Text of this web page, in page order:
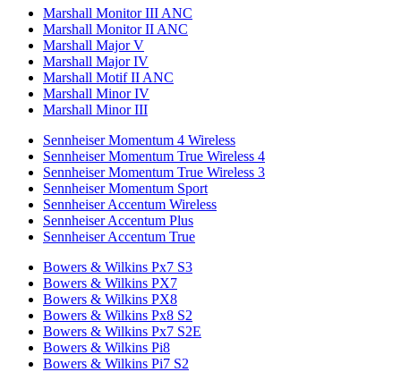
Marshall Monitor III ANC
Marshall Monitor II ANC
Marshall Major V
Marshall Major IV
Marshall Motif II ANC
Marshall Minor IV
Marshall Minor III
Sennheiser Momentum 4 Wireless
Sennheiser Momentum True Wireless 4
Sennheiser Momentum True Wireless 3
Sennheiser Momentum Sport
Sennheiser Accentum Wireless
Sennheiser Accentum Plus
Sennheiser Accentum True
Bowers & Wilkins Px7 S3
Bowers & Wilkins PX7
Bowers & Wilkins PX8
Bowers & Wilkins Px8 S2
Bowers & Wilkins Px7 S2E
Bowers & Wilkins Pi8
Bowers & Wilkins Pi7 S2